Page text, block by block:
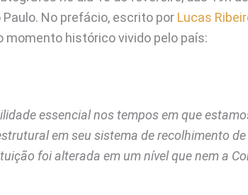
No prefácio, escrito por Lucas
histórico vivido pelo país:
essencial nos tempos em que
em seu sistema de recolhimento
foi alterada em um nível que nem a